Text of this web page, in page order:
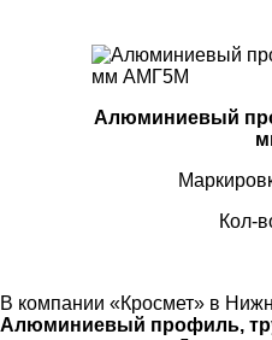
Алюминиевый
Кол-
В компании «Кросмет» в
Алюминиевый профиль,